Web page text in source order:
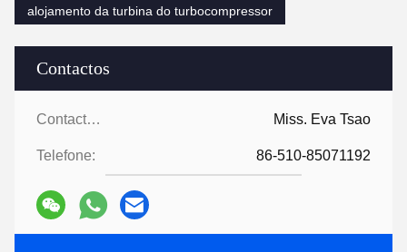
Contactos
Contactos: Miss. Eva Tsao
Telefone: 86-510-85071192
alojamento da turbina do turbocompressor